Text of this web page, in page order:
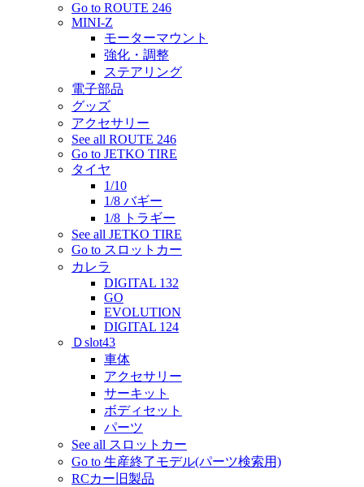
Go to ROUTE 246
MINI-Z
モーターマウント
強化・調整
ステアリング
電子部品
グッズ
アクセサリー
See all ROUTE 246
Go to JETKO TIRE
タイヤ
1/10
1/8 バギー
1/8 トラギー
See all JETKO TIRE
Go to スロットカー
カレラ
DIGITAL 132
GO
EVOLUTION
DIGITAL 124
Ｄslot43
車体
アクセサリー
サーキット
ボディセット
パーツ
See all スロットカー
Go to 生産終了モデル(パーツ検索用)
RCカー旧製品